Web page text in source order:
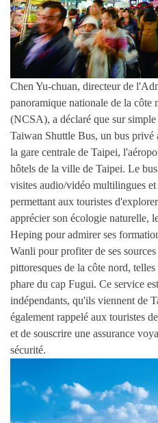
Chen Yu-chuan, directeur de
panoramique nationale de la côte
(NCSA), a déclaré que sur
Taiwan Shuttle Bus, un bus privé
la gare centrale de Taipei,
hôtels de la ville de Taipei. Le
visites audio/vidéo multilingues
permettant aux touristes
apprécier son écologie naturelle,
Heping pour admirer ses
Wanli pour profiter de ses
pittoresques de la côte nord,
phare du cap Fugui. Ce service
indépendants, qu'ils viennent de
également rappelé aux touristes
et de souscrire une assurance
sécurité.